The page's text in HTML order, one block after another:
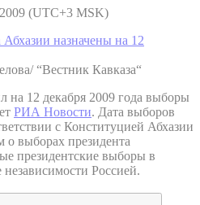
(UTC+3 MSK)
“Вестник Кавказа“
на 12 декабря 2009 года выборы
РИА Новости. Дата выборов
с Конституцией Абхазии
выборах президента
президентские выборы в
Россией.